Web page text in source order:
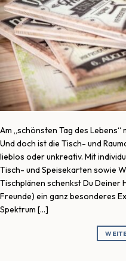
Am „schönsten Tag des
Und doch ist die Tisch- und
lieblos oder unkreativ. Mit
Tisch- und Speisekarten sowie
Tischplänen schenkst Du
Freunde) ein ganz besonderes
Spektrum […]